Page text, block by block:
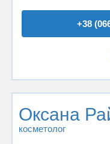
+38
Оксана
косметолог